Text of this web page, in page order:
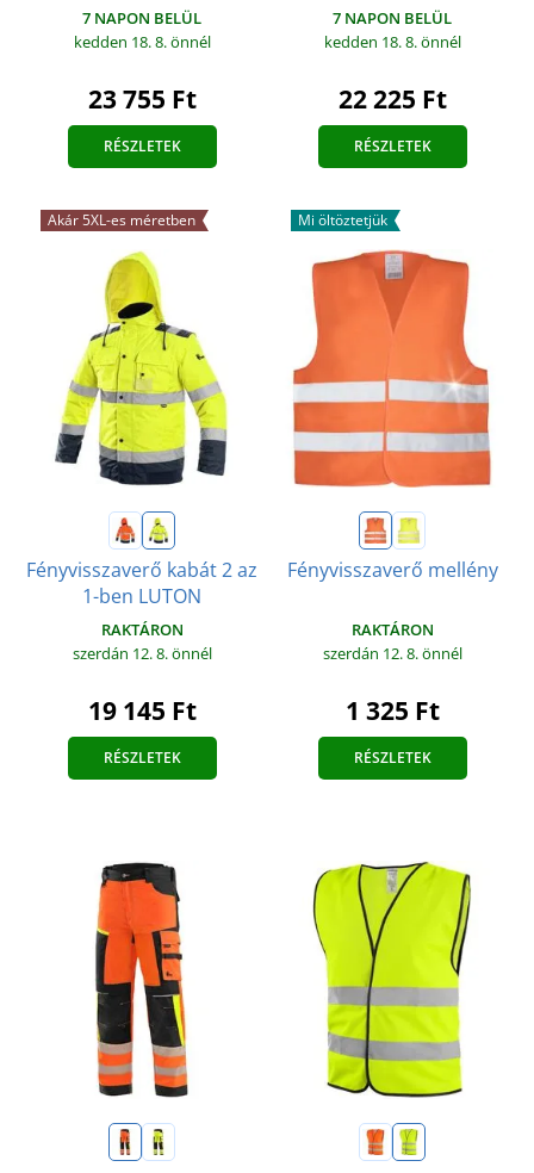
7 NAPON BELÜL
kedden 18. 8.önnél
23 755 Ft
RÉSZLETEK
7 NAPON BELÜL
kedden 18. 8.önnél
22 225 Ft
RÉSZLETEK
Akár 5XL-es méretben
Fényvisszaverő kabát 2 az
1-ben LUTON
RAKTÁRON
szerdán 12. 8.önnél
19 145 Ft
RÉSZLETEK
Mi öltöztetjük
Fényvisszaverő mellény
RAKTÁRON
szerdán 12. 8.önnél
1 325 Ft
RÉSZLETEK